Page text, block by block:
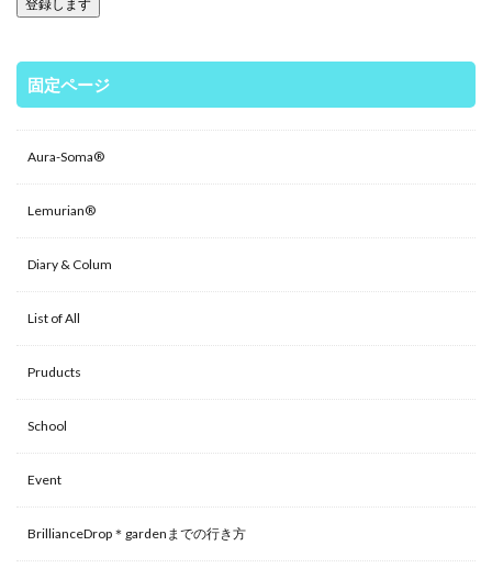
固定ページ
Aura-Soma®
Lemurian®
Diary & Colum
List of All
Pruducts
School
Event
BrillianceDrop＊gardenまでの行き方